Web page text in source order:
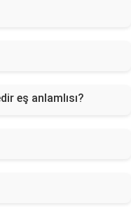
eş anlamlısı?